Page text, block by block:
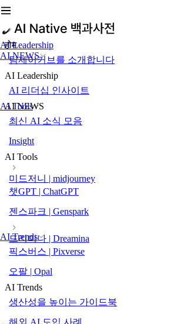
AI Leadership
AI NEWS
AI Tools
AI Trends
होम
팀제이커브를 소개합니다
AI Leadership
AI 리더십 인사이트
AI NEWS
최신 AI 소식 모음
Insight
AI Tools
미드저니 | midjourney
챗GPT | ChatGPT
젠스파크 | Genspark
드리미나 | Dreamina
픽스버스 | Pixverse
오팔 | Opal
AI Trends
생산성을 높이는 가이드북
해외 AI 도입 사례